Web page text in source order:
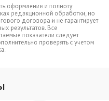
оформления и полноту
редакционной обработки, но
договора и не гарантирует
результатов. Все
показатели следует
проверять с учетом